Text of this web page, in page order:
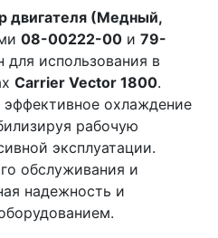
двигателя (Медный,
08-00222-00 и 79-
для использования в
Carrier Vector 1800.
эффективное охлаждение
рабочую
эксплуатации.
обслуживания и
надежность и